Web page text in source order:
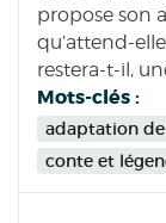
propose son
qu’attend-
restera-t-il,
Mots-clés :
adaptation
conte et